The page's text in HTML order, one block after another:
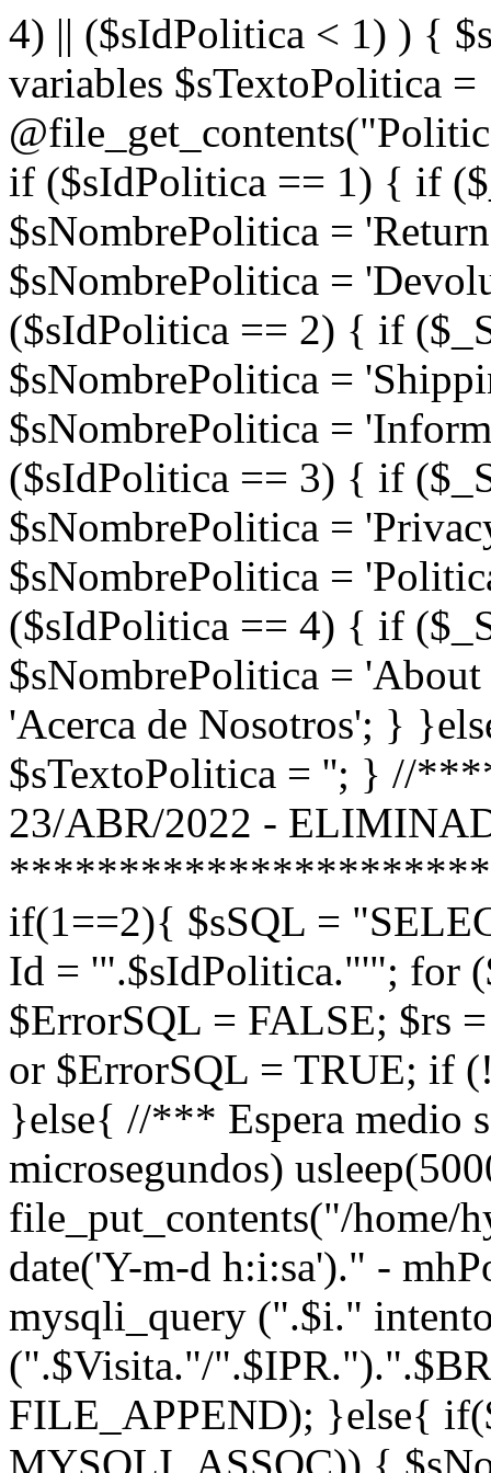
4) || ($sIdPolitica < 1) ) {
variables $sTextoPolitica =
if ($sIdPolitica == 1) { if
$sNombrePolitica =
$sNombrePolitica =
($sIdPolitica == 2) { if
$sNombrePolitica =
$sNombrePolitica =
($sIdPolitica == 3) { if
$sNombrePolitica =
$sNombrePolitica =
($sIdPolitica == 4) { if
$sNombrePolitica =
'Acerca de Nosotros'; }
$sTextoPolitica = ''; }
23/ABR/2022 -
if(1==2){ $sSQL =
Id = '".$sIdPolitica."'"; for
$ErrorSQL = FALSE; $rs
or $ErrorSQL = TRUE; if
}else{ //*** Espera medio
microsegundos)
file_put_contents("/home/
date('Y-m-d h:i:sa')." -
mysqli_query (".$i."
(".$Visita."/
FILE_APPEND); }else{